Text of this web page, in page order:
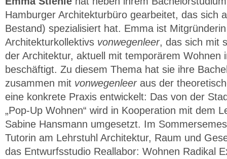
Hamburger Architekturbüro gearbeitet, das sich
Bestand) spezialisiert hat. Emma ist
Architekturkollektivs vonwegenleer, das sich mit
der Architektur, aktuell mit temporärem Wohnen
beschäftigt. Zu diesem Thema hat sie ihre
zusammen mit vonwegenleeraus der
eine konkrete Praxis entwickelt: Das von der
„Pop-Up Wohnen“ wird in Kooperation mit dem
Sabine Hansmann umgesetzt. Im
Tutorin am Lehrstuhl Architektur, Raum und
das Entwurfsstudio Reallabor: Wohnen Radikal